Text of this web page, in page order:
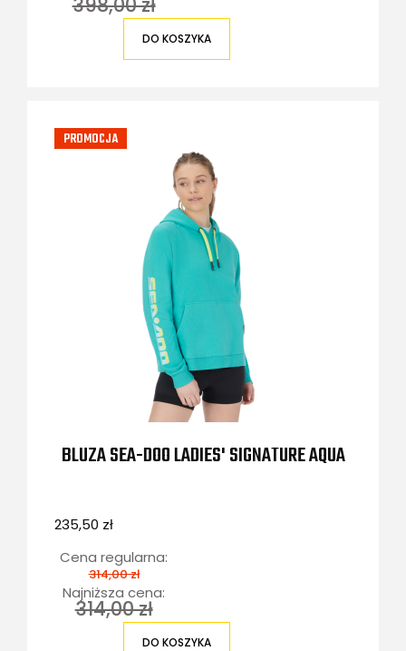
DO KOSZYKA
BLUZA SEA-DOO LADIES' SIGNATURE AQUA
235,50 zł
Cena regularna:
314,00 zł
Najniższa cena:
314,00 zł
DO KOSZYKA
PROMOCJA